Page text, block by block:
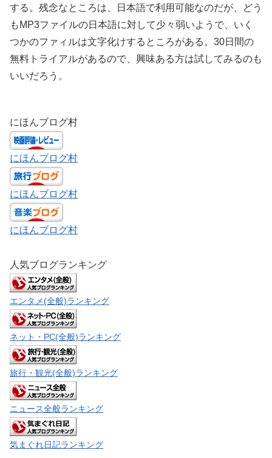
する。残念なところは、日本語で利用可能なのだが、どう
もMP3ファイルの日本語に対して少々弱いようで、いく
つかのファィルは文字化けするところがある。30日間の
無料トライアルがあるので、興味ある方は試してみるのも
いいだろう。
にほんブログ村
にほんブログ村
にほんブログ村
にほんブログ村
人気ブログランキング
エンタメ(全般)ランキング
ネット・PC(全般)ランキング
旅行・観光(全般)ランキング
ニュース全般ランキング
気まぐれ日記ランキング